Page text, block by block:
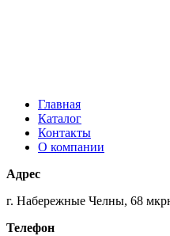
Главная
Каталог
Контакты
О компании
Адрес
г. Набережные Челны, 68
Телефон